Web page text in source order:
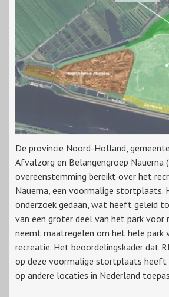
De provincie Noord-Holland,
Afvalzorg en Belangengroep Nauerna
overeenstemming bereikt over het
Nauerna, een voormalige stortplaats.
onderzoek gedaan, wat heeft geleid
van een groter deel van het park voor
neemt maatregelen om het hele park
recreatie. Het beoordelingskader dat
op deze voormalige stortplaats heeft
op andere locaties in Nederland